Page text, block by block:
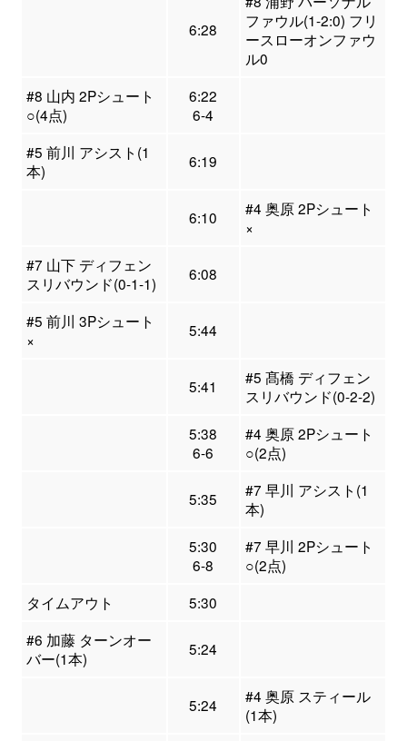
6:28
ファウル(1-2:0) フリ
ースローオンファウ
ル0
#8 山内 2Pシュート
○(4点)
6:22
6-4
#5 前川 アシスト(1
本)
6:19
6:10
#4 奥原 2Pシュート
×
#7 山下 ディフェン
スリバウンド(0-1-1)
6:08
#5 前川 3Pシュート
×
5:44
5:41
#5 髙橋 ディフェン
スリバウンド(0-2-2)
5:38
6-6
#4 奥原 2Pシュート
○(2点)
5:35
#7 早川 アシスト(1
本)
5:30
6-8
#7 早川 2Pシュート
○(2点)
タイムアウト
5:30
#6 加藤 ターンオー
バー(1本)
5:24
5:24
#4 奥原 スティール
(1本)